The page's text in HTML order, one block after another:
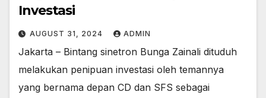
Investasi
AUGUST 31, 2024 ADMIN
Jakarta – Bintang sinetron Bunga Zainali dituduh
melakukan penipuan investasi oleh temannya
yang bernama depan CD dan SFS sebagai